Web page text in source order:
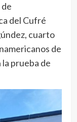
del Cufré
cuarto
de
prueba de